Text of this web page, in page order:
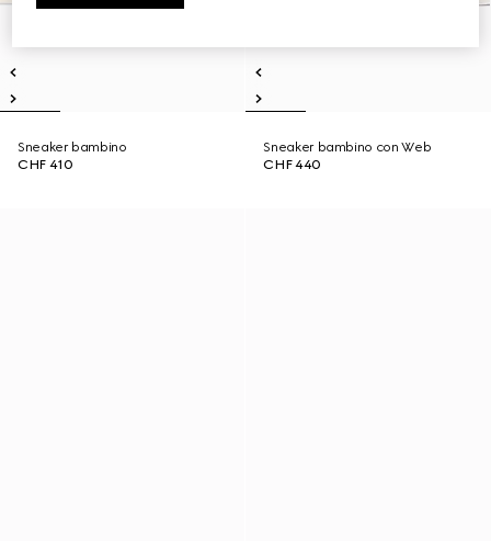
Sneaker bambino
CHF 410
Sneaker bambino con Web
CHF 440